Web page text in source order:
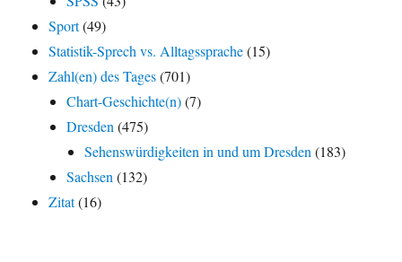
Sport(49)
Statistik-Sprech vs. Alltagssprache(15)
Zahl(en) des Tages(701)
Chart-Geschichte(n)(7)
Dresden (475)
Sehenswürdigkeiten in und um Dresden (183)
Sachsen (132)
Zitat(16)